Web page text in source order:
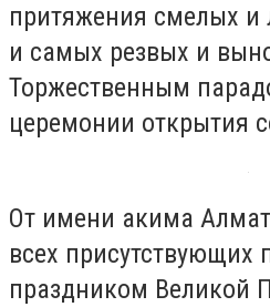
притяжения смелых и
и самых резвых и
Торжественным
церемонии открытия
От имени акима
всех присутствующих
праздником Великой